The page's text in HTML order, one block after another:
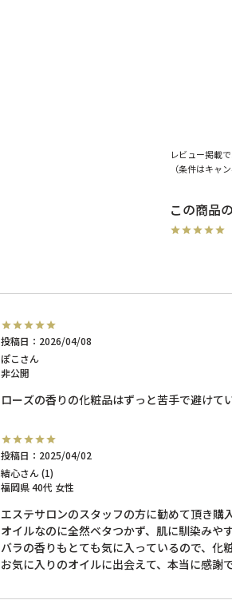
レビュー掲載
（条件はキャ
ぽこ
非公開
投稿日 2026/04/08
ローズの香りの化粧品はずっと苦手で避けて
結心
1
福岡県40代 女性
投稿日 2025/04/02
エステサロンのスタッフの方に勧めて頂き購
オイルなのに全然ベタつかず、肌に馴染みや
バラの香りもとても気に入っているので、化
お気に入りのオイルに出会えて、本当に感謝で